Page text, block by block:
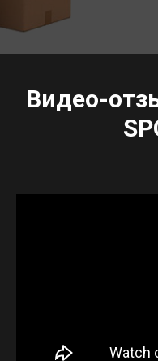
Видео-